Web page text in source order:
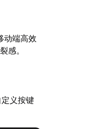
动端高效
感。
义按键